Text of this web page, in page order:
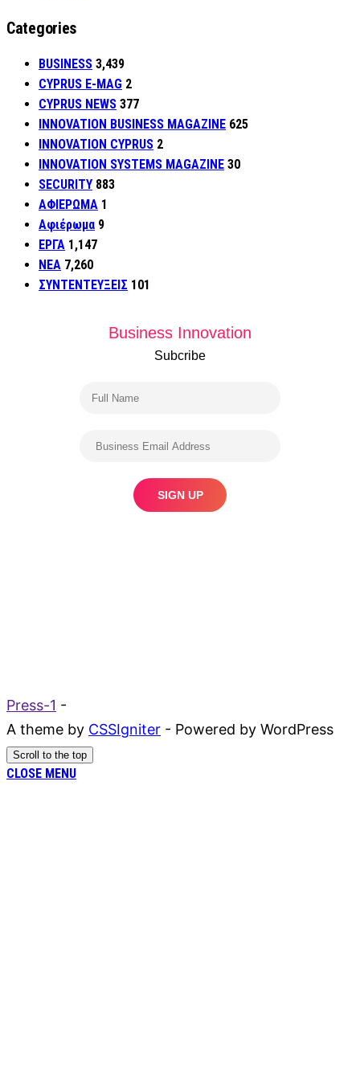
Categories
BUSINESS 3,439
CYPRUS E-MAG 2
CYPRUS NEWS 377
INNOVATION BUSINESS MAGAZINE 625
INNOVATION CYPRUS 2
INNOVATION SYSTEMS MAGAZINE 30
SECURITY 883
ΑΦΙΕΡΩΜΑ 1
Αφιέρωμα 9
ΕΡΓΑ 1,147
ΝΕΑ 7,260
ΣΥΝΤΕΝΤΕΥΞΕΙΣ 101
Business Innovation
Subcribe
Press-1 -
A theme by CSSIgniter - Powered by WordPress
Scroll to the top
CLOSE MENU